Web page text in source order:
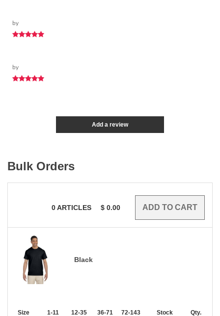
by
by
Add a review
Bulk Orders
0ARTICLES $ 0.00
Black
Size 1-11 12-35 36-71 72-143 144-287 288 + More
Stock Qty.